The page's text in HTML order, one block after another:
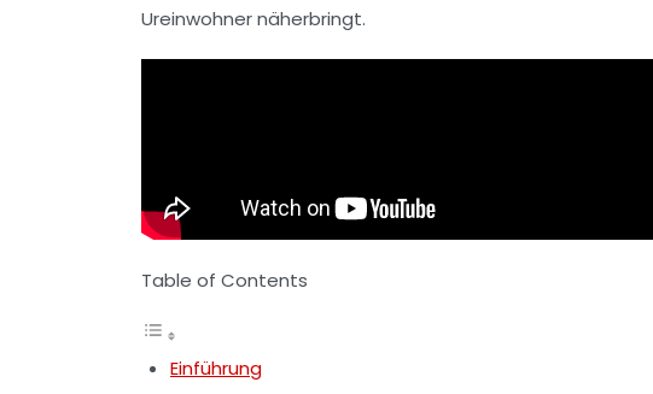
Ureinwohner näherbringt.
Table of Contents
Einführung